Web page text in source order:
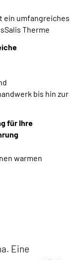
ein umfangreiches
Therme
bis hin zur
für Ihre
warmen
Eine